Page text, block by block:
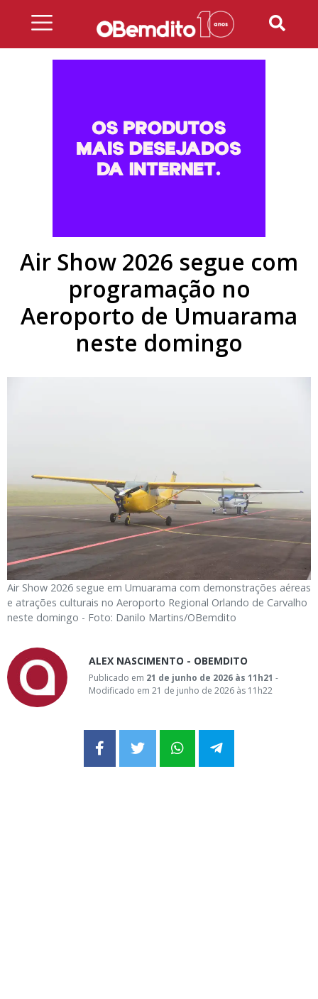
Air Show 2026 segue com
programação no
Aeroporto de Umuarama
neste domingo
Air Show 2026 segue em Umuarama com demonstrações aéreas
e atrações culturais no Aeroporto Regional Orlando de Carvalho
neste domingo - Foto: Danilo Martins/OBemdito
ALEX NASCIMENTO - OBEMDITO
Publicado em 21 de junho de 2026 às 11h21 -
Modificado em 21 de junho de 2026 às 11h22